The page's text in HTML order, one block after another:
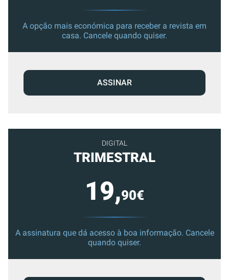
A opção mais económica para receber a revista em
casa. Cancele quando quiser.
ASSINAR
DIGITAL
TRIMESTRAL
19,90€
A assinatura que dá acesso à boa informação. Cancele
quando quiser.